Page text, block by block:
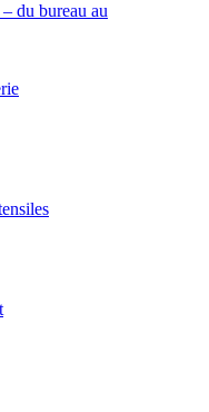
du bureau au